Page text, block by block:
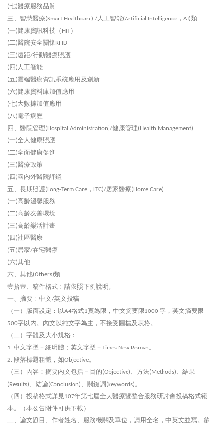
(七)醫療服務品質
三、智慧醫療(Smart Healthcare) /人工智能(Artificial Intelligence ， AI)類
(一)健康資訊科技（ HIT）
(二)醫院安全關懷RFID
(三)遠距/行動醫療照護
(四) 人工智能
(五)雲端醫療資訊系統應用及創新
(六)健康資料庫加值應用
(七)大數據加值應用
( 八 )電子病歷
四、醫院管理(Hospital Administration)/健康管理(Health Management)
(一)全人健康照護
(二)全面健康促進
(三)醫療政策
(四)國內外醫院評鑑
五、長期照護(Long-Term Care ， LTC)/居家醫療(Home Care)
(一)高齡溫馨服務
(二)高齡友善環境
(三)高齡樂活計畫
(四)社區醫療
(五)居家/在宅醫療
(六)其他
六、其他(Others)類
壹拾壹、稿件格式﹕請依照下例說明。
一、摘要：中文/英文投稿
（一）版面設定：以A4格式1頁為限，中文摘要限1000 字，英文摘要限
500字以內。內文以純文字為主，不接受圖檔及表格。
（二）字體及大小規格：
1. 中文字型－細明體；英文字型－ Times New Roman。
2. 段落標題粗體，如Objective。
（三）內容：摘要內文包括－目的(Objective)、方法(Methods)、結果
(Results)、結論(Conclusion)、關鍵詞(keywords)。
（四）投稿格式詳見107年第七屆全人醫療暨整合服務研討會投稿格式範
本。（本公告附件可供下載）
二、論文題目、作者姓名、服務機關及單位，請用全名，中英文並寫。參